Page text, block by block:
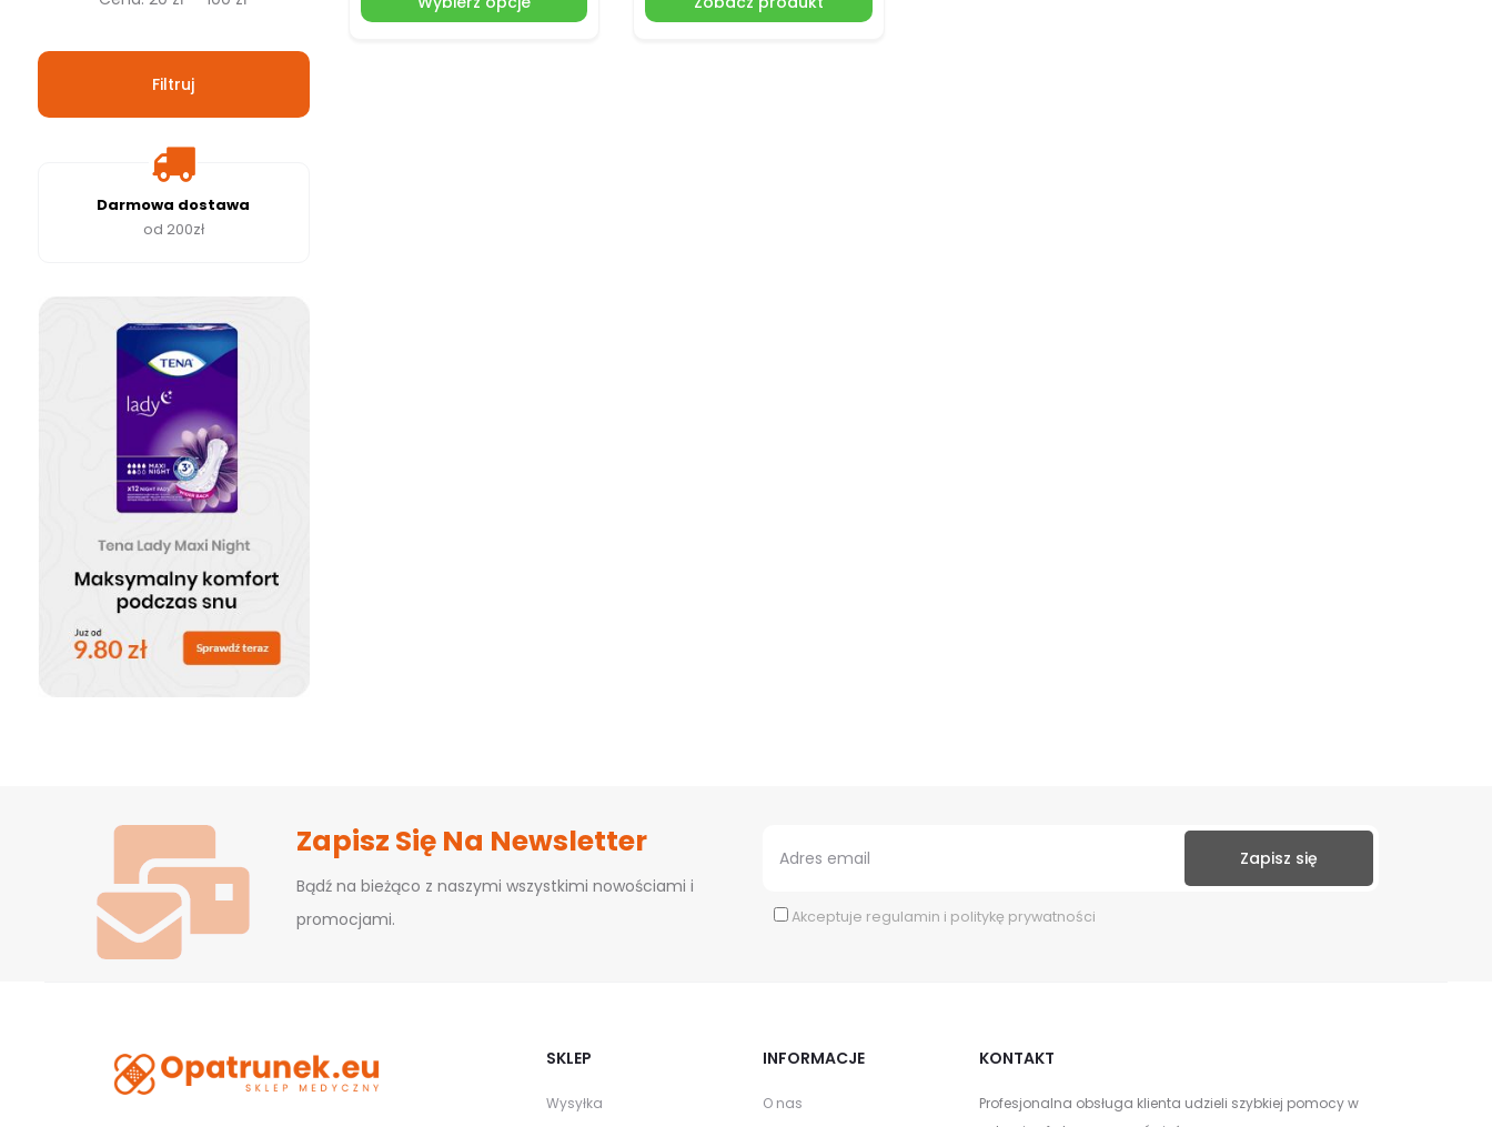
Filtruj
Darmowa dostawa
od 200zł
Zapisz Się Na Newsletter
Bądź na bieżąco z naszymi wszystkimi nowościami i
promocjami.
Akceptuje regulamin i politykę prywatności
SKLEP
Wysyłka
INFORMACJE
O nas
KONTAKT
Profesjonalna obsługa klienta udzieli szybkiej pomocy w